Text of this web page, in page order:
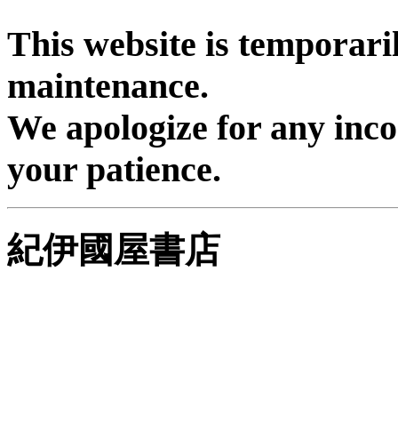
This website is
maintenance.
We apologize for any
your patience.
紀伊國屋書店